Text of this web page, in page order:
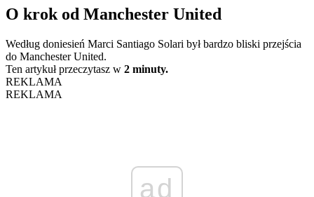
O krok od Manchester United
Według doniesień Marci Santiago Solari był bardzo bliski przejścia
do Manchester United.
Ten artykuł przeczytasz w 2 minuty.
REKLAMA
REKLAMA
ad